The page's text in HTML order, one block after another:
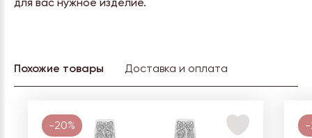
Похожие товары Доставка и оплата
-20% -